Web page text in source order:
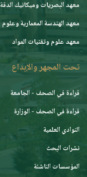
معهد البصريات وميكانيك الدقة
معهد الهندسة المعمارية
معهد علوم وتقنيات المواد
تحت المجهر والإبداع
قراءة في الصحف - الجامعة
قراءة في الصحف - الوزارة
النوادي العلمية
نشرات البحث
المؤسسات الناشئة